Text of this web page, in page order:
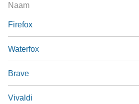
Naam
Firefox
Waterfox
Brave
Vivaldi